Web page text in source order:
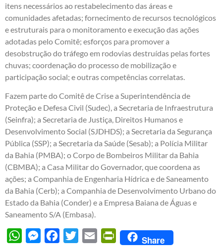
itens necessários ao restabelecimento das áreas e
comunidades afetadas; fornecimento de recursos tecnológicos
e estruturais para o monitoramento e execução das ações
adotadas pelo Comitê; esforços para promover a
desobstrução do tráfego em rodovias destruídas pelas fortes
chuvas; coordenação do processo de mobilização e
participação social; e outras competências correlatas.
Fazem parte do Comitê de Crise a Superintendência de
Proteção e Defesa Civil (Sudec), a Secretaria de Infraestrutura
(Seinfra); a Secretaria de Justiça, Direitos Humanos e
Desenvolvimento Social (SJDHDS); a Secretaria da Segurança
Pública (SSP); a Secretaria da Saúde (Sesab); a Polícia Militar
da Bahia (PMBA); o Corpo de Bombeiros Militar da Bahia
(CBMBA); a Casa Militar do Governador, que coordena as
ações; a Companhia de Engenharia Hídrica e de Saneamento
da Bahia (Cerb); a Companhia de Desenvolvimento Urbano do
Estado da Bahia (Conder) e a Empresa Baiana de Águas e
Saneamento S/A (Embasa).
WhatsAppMessengerFacebook
Twitter Email PrintFriendly
Share